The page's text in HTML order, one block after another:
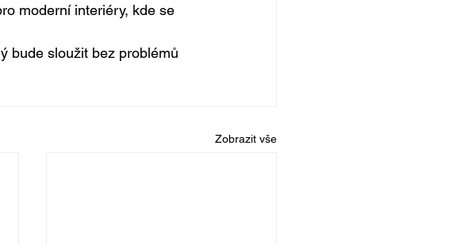
moderní interiéry, kde se
bude sloužit bez problémů
Zobrazit vše